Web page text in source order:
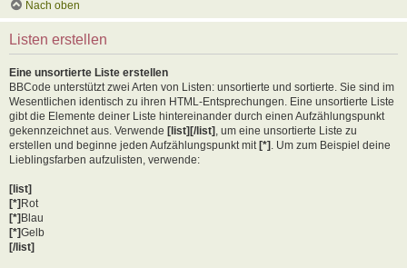
Nach oben
Listen erstellen
Eine unsortierte Liste erstellen
BBCode unterstützt zwei Arten von Listen: unsortierte und sortierte. Sie sind im
Wesentlichen identisch zu ihren HTML-Entsprechungen. Eine unsortierte Liste
gibt die Elemente deiner Liste hintereinander durch einen Aufzählungspunkt
gekennzeichnet aus. Verwende [list][/list] , um eine unsortierte Liste zu
erstellen und beginne jeden Aufzählungspunkt mit [*] . Um zum Beispiel deine
Lieblingsfarben aufzulisten, verwende:
[list]
[*] Rot
[*] Blau
[*]Gelb
[/list]